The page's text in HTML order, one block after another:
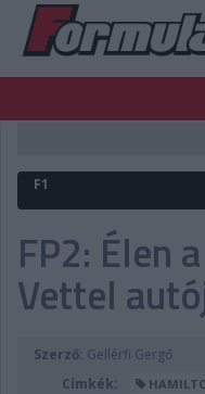
FORMULA
PODCAST
LIVE
DIGITÁLIS MAGAZIN
F1
FP2: Élen
Vettel
Szerző: Gellérfi Gergő
Címkék: